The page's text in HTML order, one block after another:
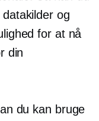
og
for at nå
din
du kan bruge